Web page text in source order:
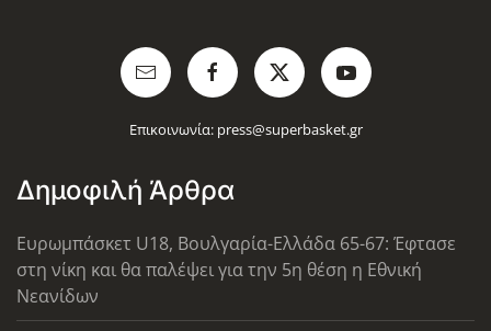
Επικοινωνία: press@superbasket.gr
Δημοφιλή Άρθρα
Ευρωμπάσκετ U18, Βουλγαρία-Ελλάδα 65-67: Έφτασε
στη νίκη και θα παλέψει για την 5η θέση η Εθνική
Νεανίδων